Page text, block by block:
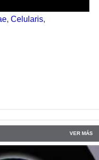
, Celularis,
VER MÁS